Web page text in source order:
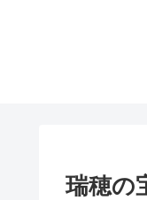
瑞穂の